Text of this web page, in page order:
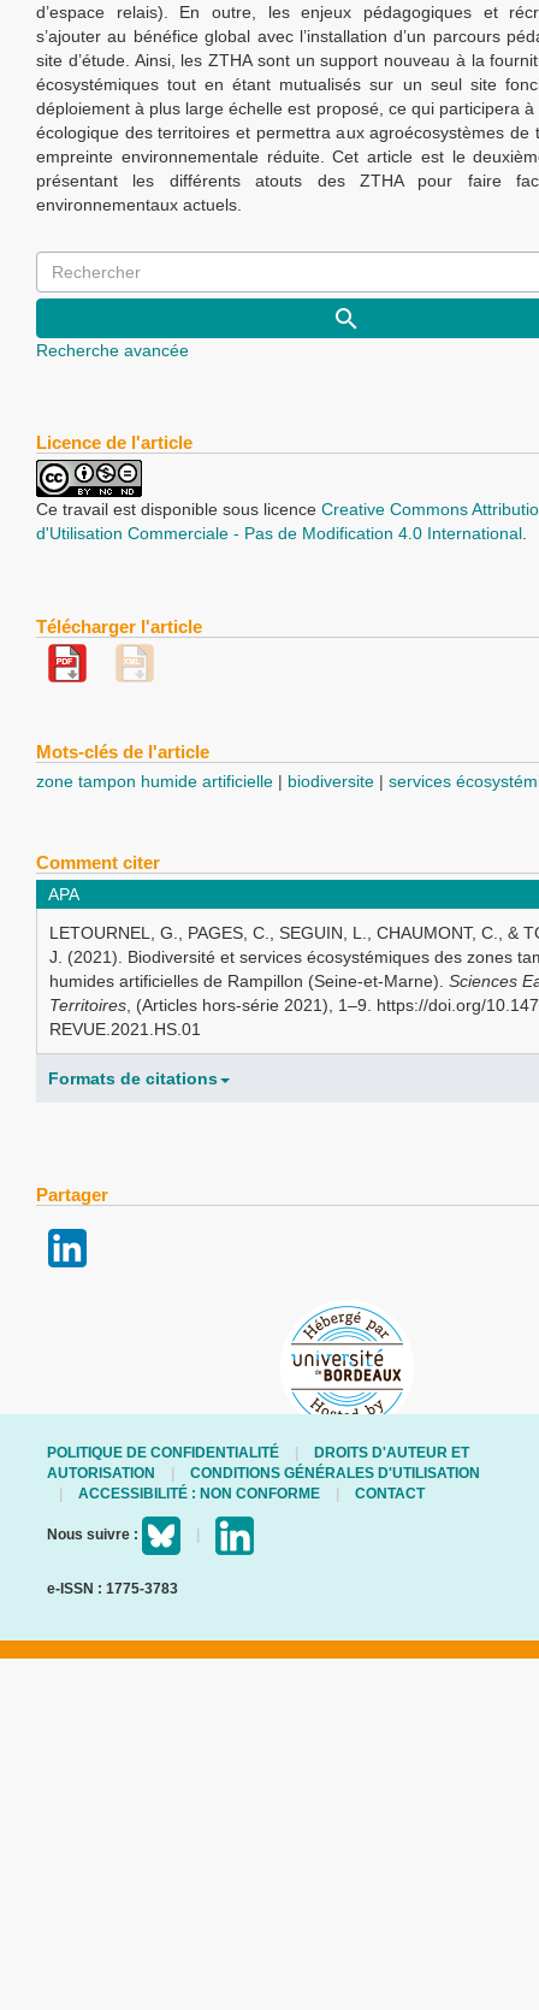
d’espace relais). En outre, les enjeux pédagogiques et
s’ajouter au bénéfice global avec l’installation d’un parcours
site d’étude. Ainsi, les ZTHA sont un support nouveau à la
écosystémiques tout en étant mutualisés sur un seul site
déploiement à plus large échelle est proposé, ce qui participera à
écologique des territoires et permettra aux agroécosystèmes de
empreinte environnementale réduite. Cet article est le
présentant les différents atouts des ZTHA pour faire
environnementaux actuels.
Recherche avancée
Licence de l'article
Ce travail est disponible sous licence Creative Commons
d'Utilisation Commerciale - Pas de Modification 4.0 International.
Télécharger l'article
Mots-clés de l'article
zone tampon humide artificielle biodiversite services
Comment citer
APA
LETOURNEL, G., PAGES, C., SEGUIN, L., CHAUMONT, C., &
J. (2021). Biodiversité et services écosystémiques des zones
humides artificielles de Rampillon (Seine-et-Marne). Sciences
Territoires, (Articles hors-série 2021), 1–9. https://doi.org/
REVUE.2021.HS.01
Formats de citations
Partager
POLITIQUE DE CONFIDENTIALITÉ
DROITS D'AUTEUR ET
AUTORISATION
CONDITIONS GÉNÉRALES D'UTILISATION
ACCESSIBILITÉ : NON CONFORME
CONTACT
Nous suivre :
e-ISSN : 1775-3783